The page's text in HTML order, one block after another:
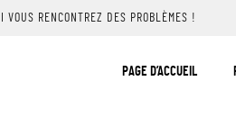
VOUS RENCONTREZ DES PROBLÈMES !
PAGE D’ACCUEIL